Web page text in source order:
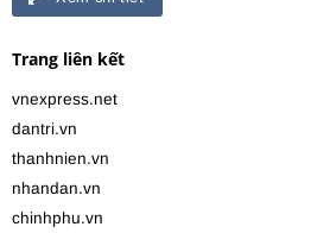
Trang liên kết
vnexpress.net
dantri.vn
thanhnien.vn
nhandan.vn
chinhphu.vn